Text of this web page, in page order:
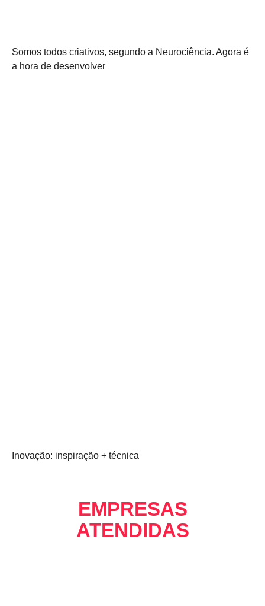
Somos todos criativos, segundo a Neurociência. Agora é
a hora de desenvolver
Inovação: inspiração + técnica
EMPRESAS
ATENDIDAS